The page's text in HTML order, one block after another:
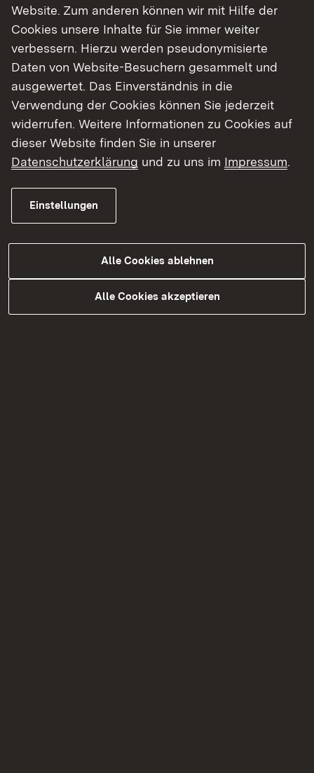
Fahrerlaubnisse / Fahrlehrerrecht
Personenbeförderungsrecht
Güterkraftverkehr
Widmung, Umstufung, Einziehung von
Straßen
Luftverkehr
Häufig nachgefragt
Website. Zum anderen können wir mit Hilfe der
Cookies unsere Inhalte für Sie immer weiter
verbessern. Hierzu werden pseudonymisierte
Daten von Website-Besuchern gesammelt und
ausgewertet. Das Einverständnis in die
Verwendung der Cookies können Sie jederzeit
widerrufen. Weitere Informationen zu Cookies auf
dieser Website finden Sie in unserer
Datenschutzerklärung und zu uns im Impressum.
Einstellungen
Alle Cookies ablehnen
Alle Cookies akzeptieren